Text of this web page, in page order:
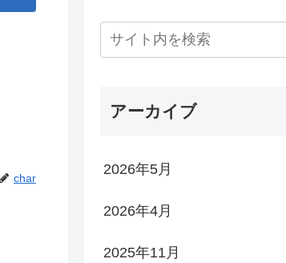
char
アーカイブ
2026年5月
2026年4月
2025年11月